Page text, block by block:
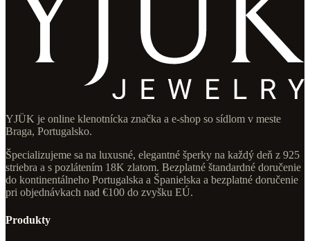
YJÜK je online klenotnícka značka a e-shop so sídlom v meste
Braga, Portugalsko.
Špecializujeme sa na luxusné, elegantné šperky na každý deň z 925
striebra a s pozlátením 18K zlatom. Bezplatné štandardné doručenie
do kontinentálneho Portugalska a Španielska a bezplatné doručenie
pri objednávkach nad €100 do zvyšku EÚ.
Produkty